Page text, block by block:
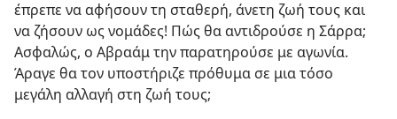
έπρεπε να αφήσουν τη σταθερή, άνετη ζωή τους και
να ζήσουν ως νομάδες! Πώς θα αντιδρούσε η Σάρρα;
Ασφαλώς, ο Αβραάμ την παρατηρούσε με αγωνία.
Άραγε θα τον υποστήριζε πρόθυμα σε μια τόσο
μεγάλη αλλαγή στη ζωή τους;